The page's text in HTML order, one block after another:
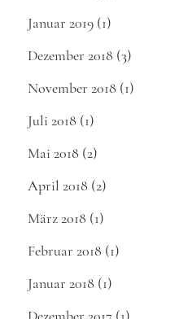
Januar 2019 (1)
Dezember 2018 (3)
November 2018 (1)
Juli 2018 (1)
Mai 2018 (2)
April 2018 (2)
März 2018 (1)
Februar 2018 (1)
Januar 2018 (1)